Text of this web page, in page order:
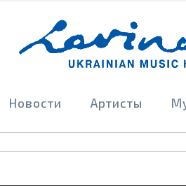
Новости Артисты